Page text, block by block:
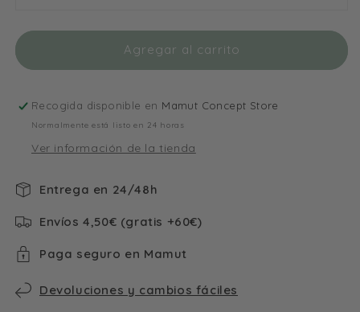
Fairy
Little
Fairy
Garden
Little
Agregar al carrito
Recogida disponible en Mamut Concept Store
Normalmente está listo en 24 horas
Ver información de la tienda
Entrega en 24/48h
Envíos 4,50€ (gratis +60€)
Paga seguro en Mamut
Devoluciones y cambios fáciles